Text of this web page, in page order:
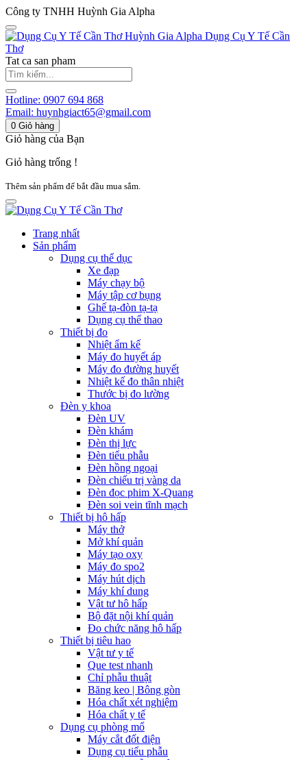
Công ty TNHH Huỳnh Gia Alpha
Huỳnh Gia Alpha Dụng Cụ Y Tế Cần
Thơ
Tat ca san pham
Hotline: 0907 694 868
Email: huynhgiact65@gmail.com
0 Giỏ hàng
Giỏ hàng của Bạn
Giỏ hàng trống !
Thêm sản phẩm để bắt đầu mua sắm.
Trang nhất
Sản phẩm
Dụng cụ thể dục
Xe đạp
Máy chạy bộ
Máy tập cơ bụng
Ghế tạ-đòn tạ-tạ
Dụng cụ thể thao
Thiết bị đo
Nhiệt ẩm kế
Máy đo huyết áp
Máy đo đường huyết
Nhiệt kế đo thân nhiệt
Thước bị đo lường
Đèn y khoa
Đèn UV
Đèn khám
Đèn thị lực
Đèn tiểu phẫu
Đèn hồng ngoại
Đèn chiếu trị vàng da
Đèn đọc phim X-Quang
Đèn soi vein tĩnh mạch
Thiết bị hô hấp
Máy thở
Mở khí quản
Máy tạo oxy
Máy đo spo2
Máy hút dịch
Máy khí dung
Vật tư hô hấp
Bộ đặt nội khí quản
Đo chức năng hô hấp
Thiết bị tiêu hao
Vật tư y tế
Que test nhanh
Chỉ phẫu thuật
Băng keo | Bông gòn
Hóa chất xét nghiệm
Hóa chất y tế
Dụng cụ phòng mổ
Máy cắt đốt điện
Dụng cụ tiểu phẫu